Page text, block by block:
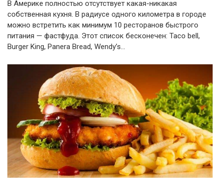
В Америке полностью отсутствует какая-никакая
собственная кухня. В радиусе одного километра в городе
можно встретить как минимум 10 ресторанов быстрого
питания — фастфуда. Этот список бесконечен: Taco bell,
Burger King, Panera Bread, Wendy’s…